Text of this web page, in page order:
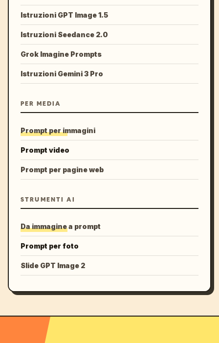
Istruzioni GPT Image 1.5
Istruzioni Seedance 2.0
Grok Imagine Prompts
Istruzioni Gemini 3 Pro
PER MEDIA
Prompt per immagini
Prompt video
Prompt per pagine web
STRUMENTI AI
Da immagine a prompt
Prompt per foto
Slide GPT Image 2